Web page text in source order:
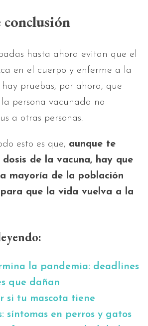
hasta ahora evitan que el
en el cuerpo y enferme a la
hay pruebas, por ahora, que
persona vacunada no
a otras personas.
esto es que, aunque te
de la vacuna, hay que
mayoría de la población
que la vida vuelva a la
la pandemia: deadlines
que dañan
si tu mascota tiene
síntomas en perros y gatos